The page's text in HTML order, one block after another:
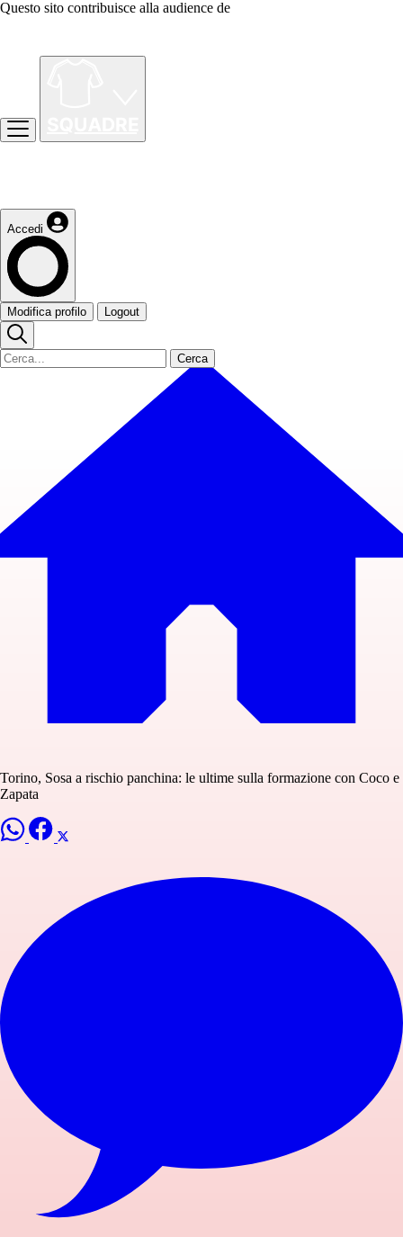
Questo sito contribuisce alla audience de
Accedi
Modifica profilo Logout
Cerca
Torino, Sosa a rischio panchina: le ultime sulla formazione con Coco e
Zapata